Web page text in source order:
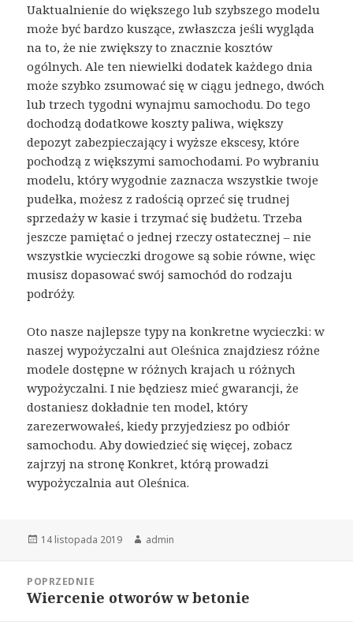
Uaktualnienie do większego lub szybszego modelu
może być bardzo kuszące, zwłaszcza jeśli wygląda
na to, że nie zwiększy to znacznie kosztów
ogólnych. Ale ten niewielki dodatek każdego dnia
może szybko zsumować się w ciągu jednego, dwóch
lub trzech tygodni wynajmu samochodu. Do tego
dochodzą dodatkowe koszty paliwa, większy
depozyt zabezpieczający i wyższe ekscesy, które
pochodzą z większymi samochodami. Po wybraniu
modelu, który wygodnie zaznacza wszystkie twoje
pudełka, możesz z radością oprzeć się trudnej
sprzedaży w kasie i trzymać się budżetu. Trzeba
jeszcze pamiętać o jednej rzeczy ostatecznej – nie
wszystkie wycieczki drogowe są sobie równe, więc
musisz dopasować swój samochód do rodzaju
podróży.
Oto nasze najlepsze typy na konkretne wycieczki: w
naszej wypożyczalni aut Oleśnica znajdziesz różne
modele dostępne w różnych krajach u różnych
wypożyczalni. I nie będziesz mieć gwarancji, że
dostaniesz dokładnie ten model, który
zarezerwowałeś, kiedy przyjedziesz po odbiór
samochodu. Aby dowiedzieć się więcej, zobacz
zajrzyj na stronę Konkret, którą prowadzi
wypożyczalnia aut Oleśnica.
Opublikowano
14 listopada 2019 Autor
admin
wpisuPOPRZEDNIE
Poprzedni
Wiercenie otworów w betonie